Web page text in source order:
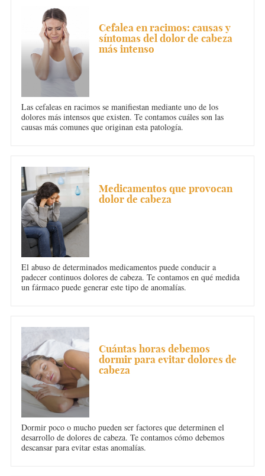
Cefalea en racimos: causas y
síntomas del dolor de cabeza
más intenso
Las cefaleas en racimos se manifiestan mediante uno de los
dolores más intensos que existen. Te contamos cuáles son las
causas más comunes que originan esta patología.
Medicamentos que provocan
dolor de cabeza
El abuso de determinados medicamentos puede conducir a
padecer continuos dolores de cabeza. Te contamos en qué medida
un fármaco puede generar este tipo de anomalías.
Cuántas horas debemos
dormir para evitar dolores de
cabeza
Dormir poco o mucho pueden ser factores que determinen el
desarrollo de dolores de cabeza. Te contamos cómo debemos
descansar para evitar estas anomalías.